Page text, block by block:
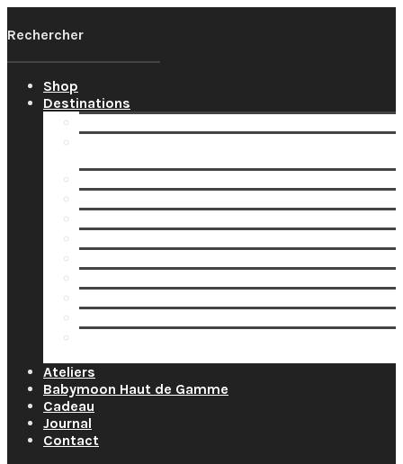
Shop
Destinations
Ateliers
Babymoon Haut de Gamme
Cadeau
Journal
Contact